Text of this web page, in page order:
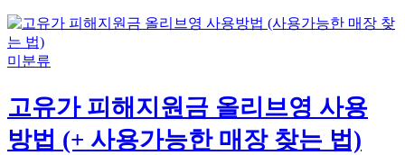
미분류
고유가 피해지원금 올리브영 사용
방법 (+ 사용가능한 매장 찾는 법)